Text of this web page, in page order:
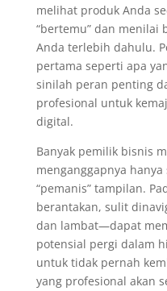
melihat produk Anda
“bertemu” dan menilai
Anda terlebih dahulu.
pertama seperti apa
sinilah peran penting
profesional untuk
digital.
Banyak pemilik bisnis
menganggapnya
“pemanis” tampilan.
berantakan, sulit
dan lambat—dapat
potensial pergi dalam
untuk tidak pernah
yang profesional akan